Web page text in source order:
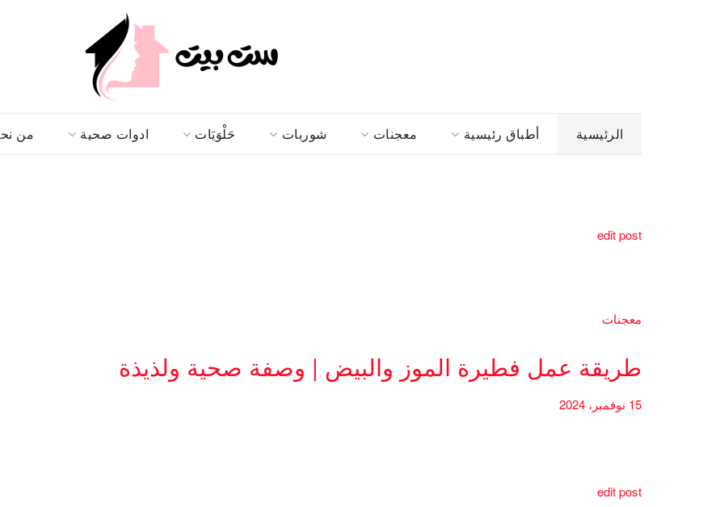
الرئيسية أطباق رئيسية معجنات شوربات حَلْوَيَات ادوات صحية من
edit post
معجنات
طريقة عمل فطيرة الموز والبيض | وصفة صحية ولذيذة
15 نوفمبر، 2024
edit post